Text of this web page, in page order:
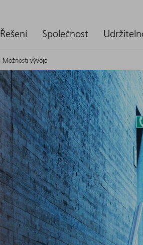
Řešení Společnost
Možnosti vývoje